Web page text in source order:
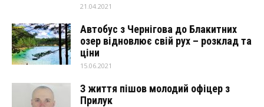
21.04.2021
Автобус з Чернігова до Блакитних
озер відновлює свій рух – розклад та
ціни
15.06.2021
З життя пішов молодий офіцер з
Прилук